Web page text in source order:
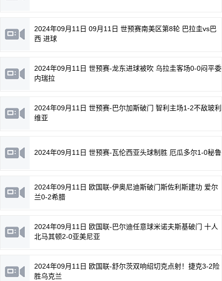
2024年09月11日 09月11日 世预赛南美区第8轮 巴拉圭vs巴
西 进球
2024年09月11日 世预赛-龙东进球被吹 乌拉圭客场0-0闷平委
内瑞拉
2024年09月11日 世预赛-巴尔加斯破门 智利主场1-2不敌玻利
维亚
2024年09月11日 世预赛-瓦伦西亚头球制胜 厄瓜多尔1-0秘鲁
2024年09月11日 欧国联-伊奥尼迪斯破门斯佐利斯建功 爱尔
兰0-2希腊
2024年09月11日 欧国联-巴尔迪任意球米诺夫斯基破门 十人
北马其顿2-0亚美尼亚
2024年09月11日 欧国联-舒尔茨双响绍切克点射！捷克3-2险
胜乌克兰